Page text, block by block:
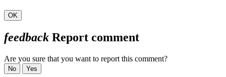
OK
feedback Report comment
Are you sure that you want to report this comment?
No Yes